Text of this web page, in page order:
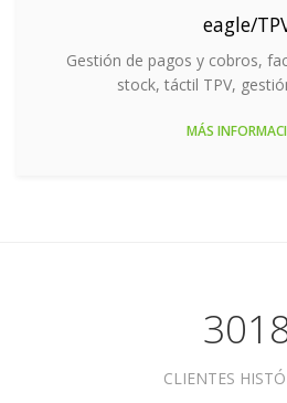
eagle/
Gestión de pagos y cobros,
stock, táctil TPV,
MÁS
CLIENTES